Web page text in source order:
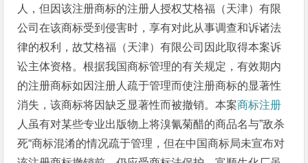
人，但因该注册商标的注册人授权艾格福（天津）有限
公司在该商标受到侵害时，享有对此从事调查和诉诸法
律的权利，故艾格福（天津）有限公司因此取得本案诉
讼主体资格。根据我国商标管理的有关规定，有效期内
的注册商标如因注册人疏于管理而使注册商标的显著性
消失，该商标将因缺乏显著性而被撤销。本案商标注册
人虽有对某些专业出版物上将溴氰菊醋的商品名与”敌杀
死“商标混淆的情况疏于管理，但在中国商标局未宣布对